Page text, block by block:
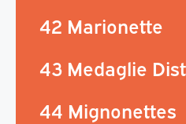
42 Marionette
43 Medaglie
44 Mignonettes